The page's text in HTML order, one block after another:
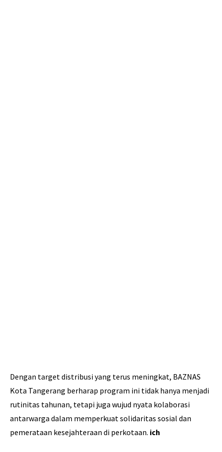
Dengan target distribusi yang terus meningkat, BAZNAS
Kota Tangerang berharap program ini tidak hanya menjadi
rutinitas tahunan, tetapi juga wujud nyata kolaborasi
antarwarga dalam memperkuat solidaritas sosial dan
pemerataan kesejahteraan di perkotaan. ich